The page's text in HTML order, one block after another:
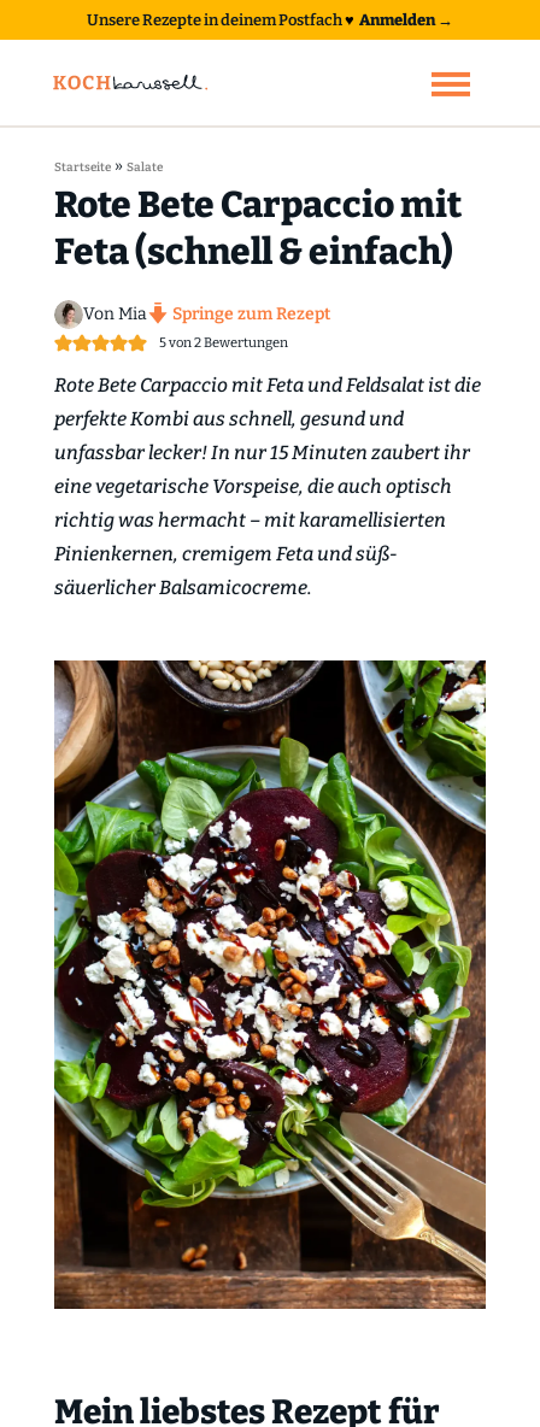
Unsere Rezepte in deinem Postfach♥ Anmelden →
Startseite» Salate
Rote Bete Carpaccio mit
Feta (schnell & einfach)
Von Mia Springe zum Rezept
5von2Bewertungen
Rote Bete Carpaccio mit Feta und Feldsalat ist die
perfekte Kombi aus schnell, gesund und
unfassbar lecker! In nur 15 Minuten zaubert ihr
eine vegetarische Vorspeise, die auch optisch
richtig was hermacht – mit karamellisierten
Pinienkernen, cremigem Feta und süß-
säuerlicher Balsamicocreme.
Mein liebstes Rezept für